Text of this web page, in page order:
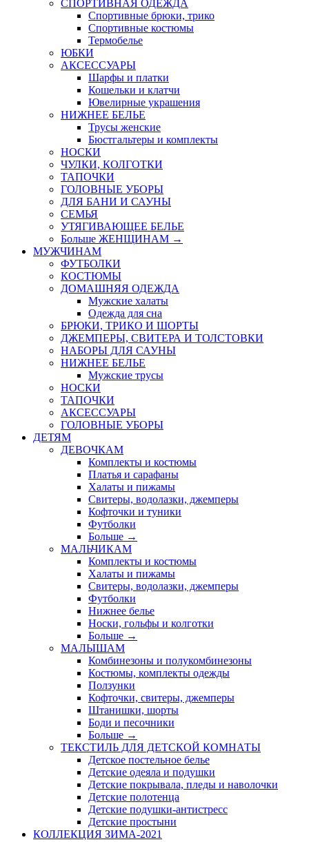
СПОРТИВНАЯ ОДЕЖДА
Спортивные брюки, трико
Спортивные костюмы
Термобелье
ЮБКИ
AКСЕССУАРЫ
Шарфы и платки
Кошельки и клатчи
Ювелирные украшения
НИЖНЕЕ БЕЛЬЕ
Трусы женские
Бюстгальтеры и комплекты
НОСКИ
ЧУЛКИ, КОЛГОТКИ
ТАПОЧКИ
ГОЛОВНЫЕ УБОРЫ
ДЛЯ БАНИ И САУНЫ
СЕМЬЯ
УТЯГИВАЮЩЕЕ БЕЛЬЕ
Больше ЖЕНЩИНАМ →
МУЖЧИНАМ
ФУТБОЛКИ
КОСТЮМЫ
ДОМАШНЯЯ ОДЕЖДА
Мужские халаты
Одежда для сна
БРЮКИ, ТРИКО И ШОРТЫ
ДЖЕМПЕРЫ, СВИТЕРА И ТОЛСТОВКИ
НАБОРЫ ДЛЯ САУНЫ
НИЖНЕЕ БЕЛЬЕ
Мужские трусы
НОСКИ
ТАПОЧКИ
АКСЕССУАРЫ
ГОЛОВНЫЕ УБОРЫ
ДЕТЯМ
ДЕВОЧКАМ
Комплекты и костюмы
Платья и сарафаны
Халаты и пижамы
Свитеры, водолазки, джемперы
Кофточки и туники
Футболки
Больше →
МАЛЬЧИКАМ
Комплекты и костюмы
Халаты и пижамы
Свитеры, водолазки, джемперы
Футболки
Нижнее белье
Носки, гольфы и колготки
Больше →
МАЛЫШАМ
Комбинезоны и полукомбинезоны
Костюмы, комплекты одежды
Ползунки
Кофточки, свитеры, джемперы
Штанишки, шорты
Боди и песочники
Больше →
ТЕКСТИЛЬ ДЛЯ ДЕТСКОЙ КОМНАТЫ
Детское постельное белье
Детские одеяла и подушки
Детские покрывала, пледы и наволочки
Детские полотенца
Детские подушки-антистресс
Детские простыни
КОЛЛЕКЦИЯ ЗИМА-2021